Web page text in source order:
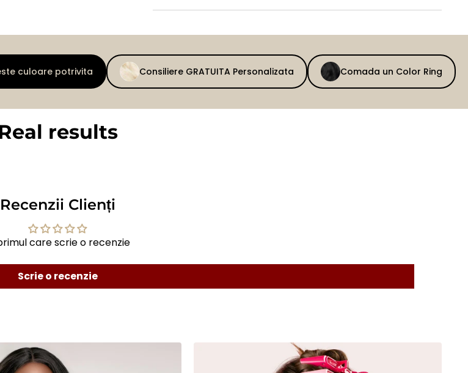
culoare potrivita Consiliere GRATUITA Personalizata Comada un Color Ring
results
Recenzii Clienți
care scrie o recenzie
Scrie o recenzie